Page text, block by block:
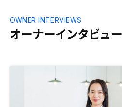
オーナーインタビュー
OWNER INTERVIEWS